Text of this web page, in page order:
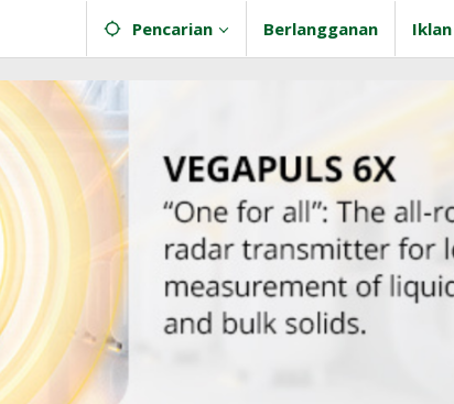
Pencarian Berlangganan Iklan